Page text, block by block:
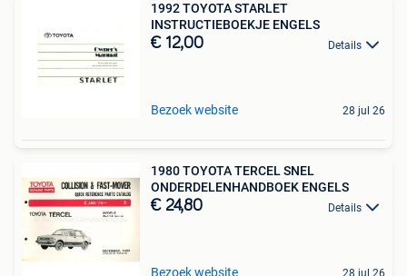
1992 TOYOTA STARLET
INSTRUCTIEBOEKJE ENGELS
€ 12,00 Details
Bezoek website 28 jul 26
1980 TOYOTA TERCEL SNEL
ONDERDELENHANDBOEK ENGELS
€ 24,80 Details
Bezoek website